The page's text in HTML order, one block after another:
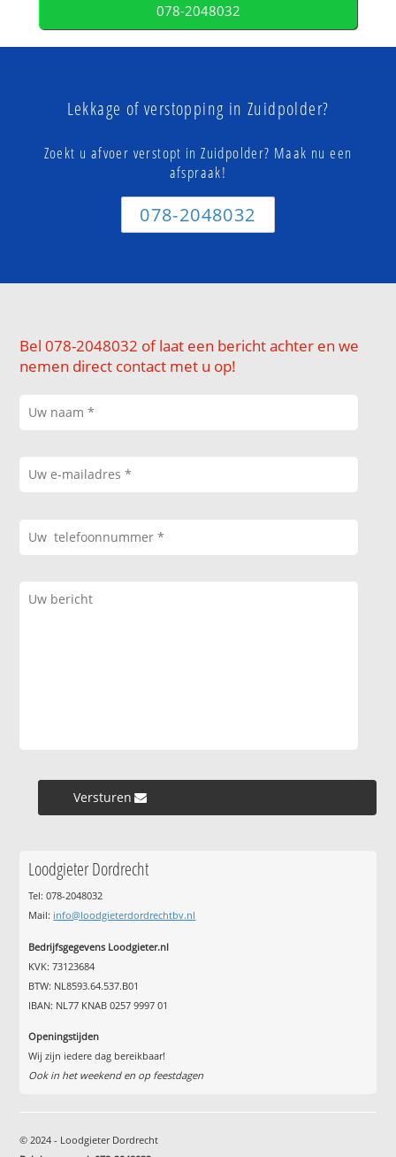
078-2048032
Lekkage of verstopping in Zuidpolder?
Zoekt u afvoer verstopt in Zuidpolder? Maak nu een
afspraak!
078-2048032
Bel 078-2048032 of laat een bericht achter en we
nemen direct contact met u op!
Versturen »
Loodgieter Dordrecht
Tel: 078-2048032
Mail: info@loodgieterdordrechtbv.nl
Bedrijfsgegevens Loodgieter.nl
KVK: 73123684
BTW: NL8593.64.537.B01
IBAN: NL77 KNAB 0257 9997 01
Openingstijden
Wij zijn iedere dag bereikbaar!
Ook in het weekend en op feestdagen
© 2024 - Loodgieter Dordrecht